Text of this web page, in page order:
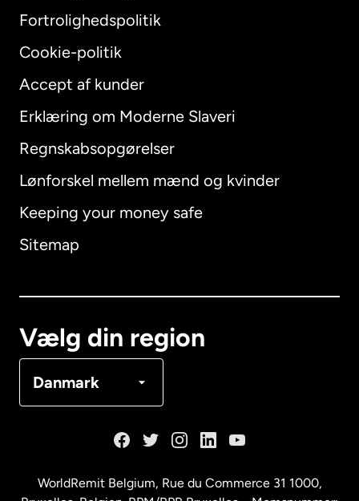
Fortrolighedspolitik
Cookie-politik
Accept af kunder
Erklæring om Moderne Slaveri
Regnskabsopgørelser
Lønforskel mellem mænd og kvinder
Keeping your money safe
Sitemap
Vælg din region
Danmark
International English
Australien
WorldRemit Belgium, Rue du Commerce 31 1000,